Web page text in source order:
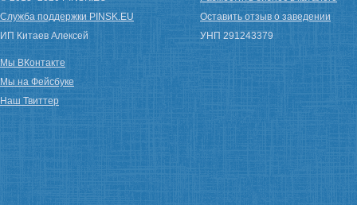
Служба поддержки PINSK.EU
ИП Китаев Алексей
Оставить отзыв о заведении
УНП 291243379
Мы ВКонтакте
Мы на Фейсбуке
Наш Твиттер